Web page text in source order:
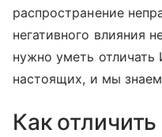
распространение
негативного влияния
нужно уметь
настоящих, и мы
Как